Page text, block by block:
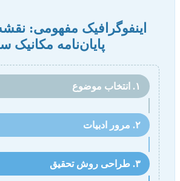
اینفوگرافیک مفهومی:
پایان‌نامه مکانیک
۱. انتخاب موضوع
۲. مرور ادبیات
۳. طراحی روش تحقیق